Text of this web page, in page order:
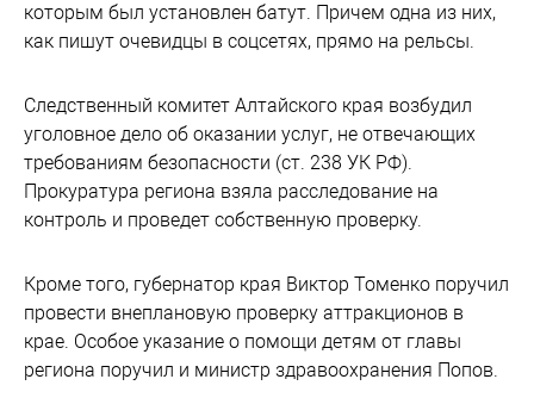
которым был установлен батут. Причем одна из них,
как пишут очевидцы в соцсетях, прямо на рельсы.
Следственный комитет Алтайского края возбудил
уголовное дело об оказании услуг, не отвечающих
требованиям безопасности (ст. 238 УК РФ).
Прокуратура региона взяла расследование на
контроль и проведет собственную проверку.
Кроме того, губернатор края Виктор Томенко поручил
провести внеплановую проверку аттракционов в
крае. Особое указание о помощи детям от главы
региона поручил и министр здравоохранения Попов.